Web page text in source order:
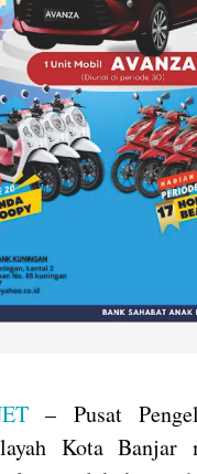
– Pusat
Kota Banjar